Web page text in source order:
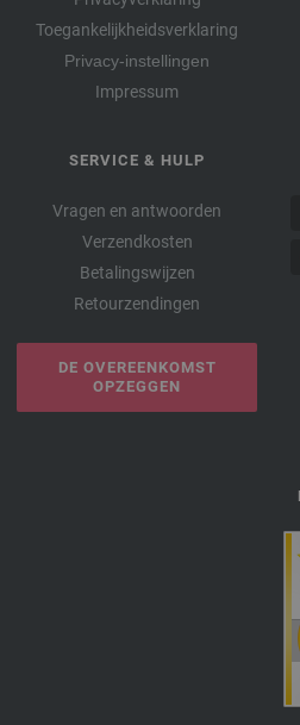
Toegankelijkheidsverklaring
Privacy-instellingen
Impressum
SERVICE & HULP
Vragen en antwoorden
Verzendkosten
Betalingswijzen
Retourzendingen
DE OVEREENKOMST
OPZEGGEN